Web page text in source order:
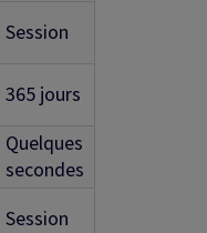
Session
365 jours
Quelques
secondes
Session